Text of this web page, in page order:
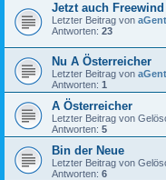
Jetzt auch Freewind
Letzter Beitrag von
Antworten: 23
Nu A Österreicher
Letzter Beitrag von
Antworten: 1
A Österreicher
Letzter Beitrag von
Antworten: 5
Bin der Neue
Letzter Beitrag von
Antworten: 6